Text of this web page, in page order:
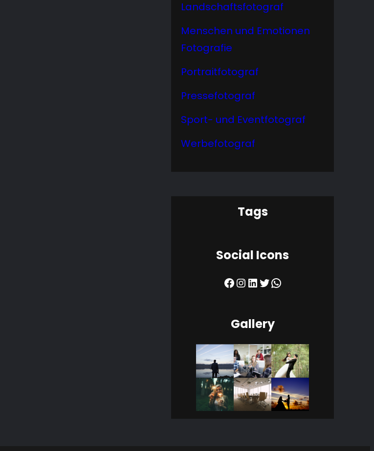
Landschaftsfotograf
Menschen und Emotionen
Fotografie
Portraitfotograf
Pressefotograf
Sport- und Eventfotograf
Werbefotograf
Tags
Social Icons
Facebook InstagramLinkedIn Twitter WhatsApp
Gallery